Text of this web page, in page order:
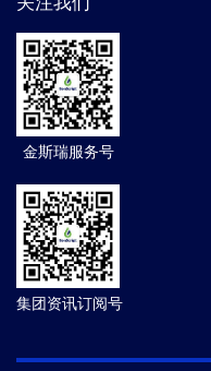
金斯瑞服务号
集团资讯订阅号